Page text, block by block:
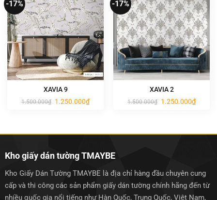
-17%
XAVIA 9
1.500.000₫ Giá
gốc
1.250.000₫Giá
hiện
-17%
XAVIA 2
1.500.000₫ Giá
gốc
1.250.000₫Giá
hiện
Kho giấy dán tường TMAYBE
Kho Giấy Dán Tường TMAYBE là địa chỉ hàng đầu chuyên cung
cấp và thi công các sản phẩm giấy dán tường chính hãng đến từ
nhiều quốc gia nổi tiếng như Hàn Quốc, Trung Quốc, Việt Nam,